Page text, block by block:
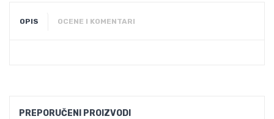
OPIS OCENE I KOMENTARI
PREPORUČENI PROIZVODI